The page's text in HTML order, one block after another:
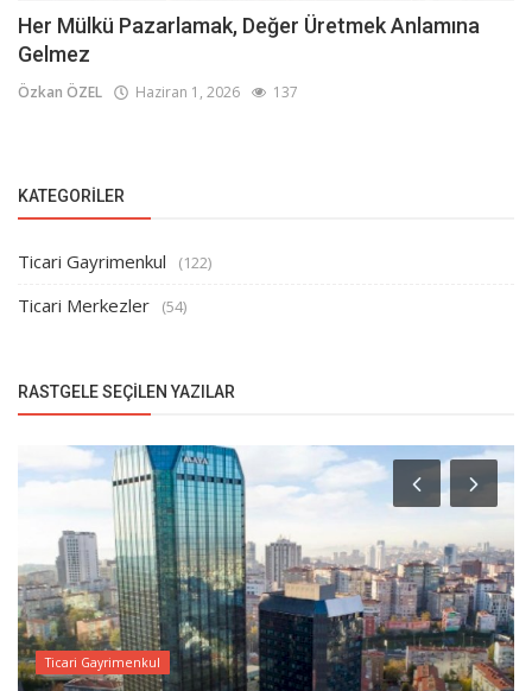
Her Mülkü Pazarlamak, Değer Üretmek Anlamına
Gelmez
Özkan ÖZEL Haziran 1, 2026 137
KATEGORILER
Ticari Gayrimenkul (122)
Ticari Merkezler (54)
RASTGELE SEÇILEN YAZILAR
Ticari Gayrimenkul